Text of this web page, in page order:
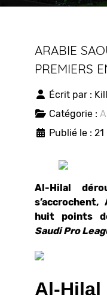
ARABIE
PREMIERS
Écrit par :
Catégorie :
Publié le :
Al-Hilal
huit points
Saudi Pro
Al-